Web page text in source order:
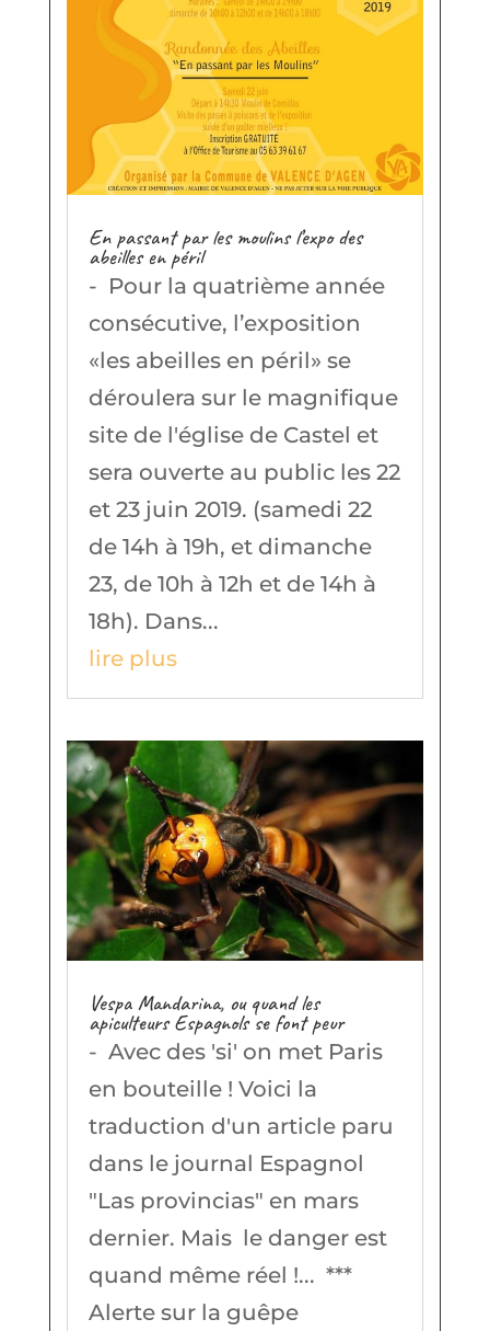
En passant par les moulins l’expo des
abeilles en péril
- Pour la quatrième année
consécutive, l’exposition
«les abeilles en péril» se
déroulera sur le magnifique
site de l'église de Castel et
sera ouverte au public les 22
et 23 juin 2019. (samedi 22
de 14h à 19h, et dimanche
23, de 10h à 12h et de 14h à
18h). Dans...
lire plus
Vespa Mandarina, ou quand les
apiculteurs Espagnols se font peur
- Avec des 'si' on met Paris
en bouteille ! Voici la
traduction d'un article paru
dans le journal Espagnol
"Las provincias" en mars
dernier. Mais le danger est
quand même réel !... ***
Alerte sur la guêpe